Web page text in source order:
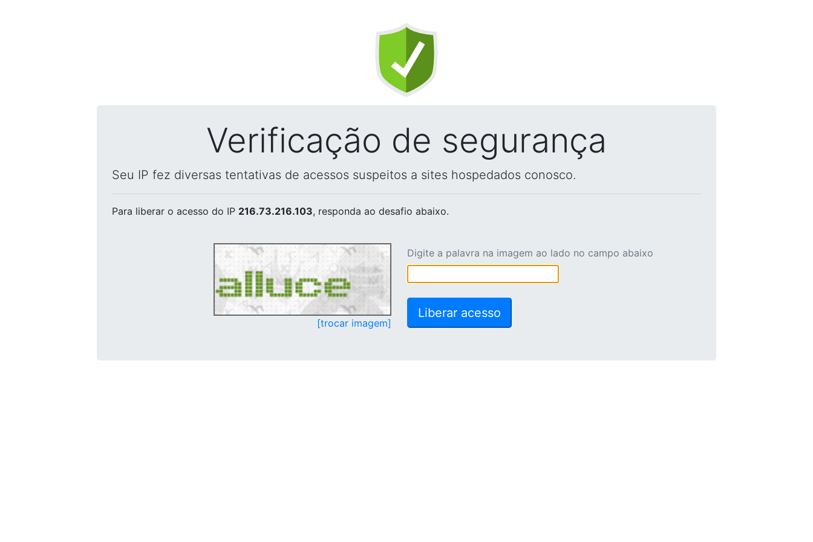
Verificação de segurança
Seu IP fez diversas tentativas de acessos suspeitos a sites hospedados conosco.
Para liberar o acesso do IP 216.73.216.103, responda ao desafio abaixo.
[trocar imagem]
Digite a palavra na imagem ao lado no campo abaixo